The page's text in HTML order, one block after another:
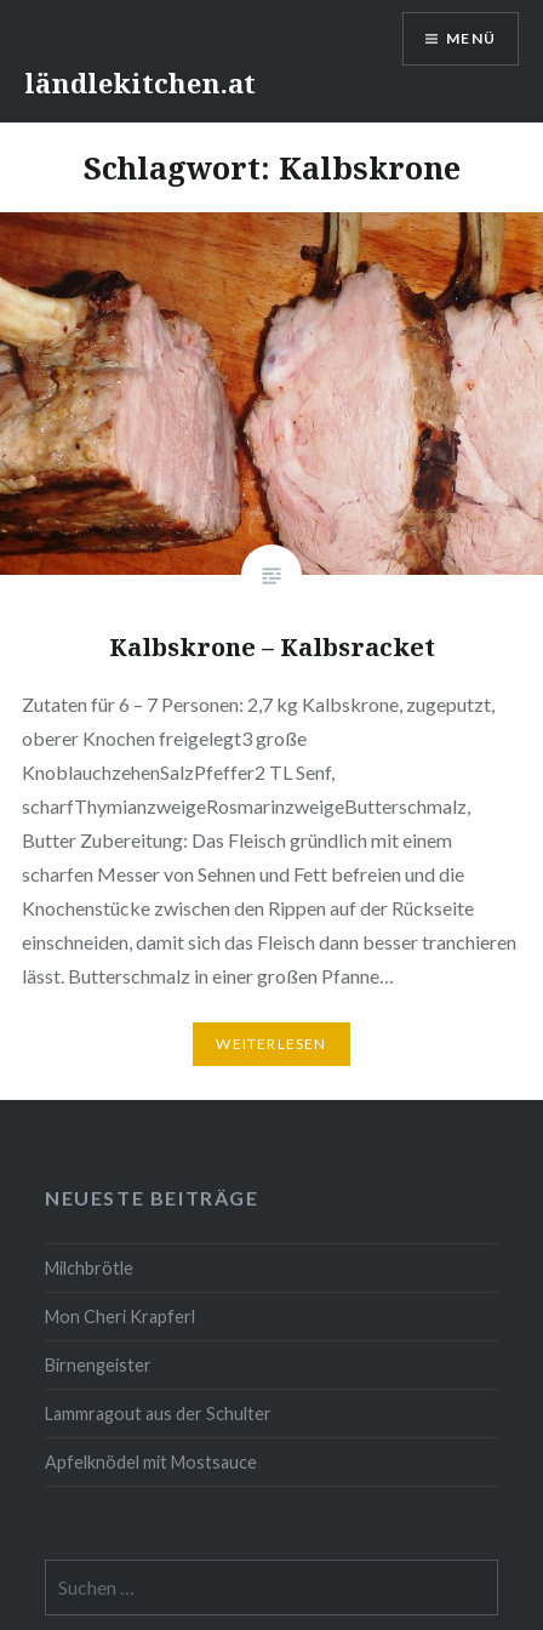
Inhaltländlekitchen.at
MENÜ
Schlagwort: Kalbskrone
Kalbskrone – Kalbsracket
Zutaten für 6 – 7 Personen: 2,7 kg Kalbskrone, zugeputzt,
oberer Knochen freigelegt3 große
KnoblauchzehenSalzPfeffer2 TL Senf,
scharfThymianzweigeRosmarinzweigeButterschmalz,
Butter Zubereitung: Das Fleisch gründlich mit einem
scharfen Messer von Sehnen und Fett befreien und die
Knochenstücke zwischen den Rippen auf der Rückseite
einschneiden, damit sich das Fleisch dann besser tranchieren
lässt. Butterschmalz in einer großen Pfanne…
WEITERLESEN
NEUESTE BEITRÄGE
Milchbrötle
Mon Cheri Krapferl
Birnengeister
Lammragout aus der Schulter
Apfelknödel mit Mostsauce
nach: